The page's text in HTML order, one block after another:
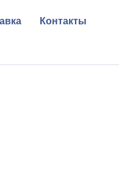
Контакты